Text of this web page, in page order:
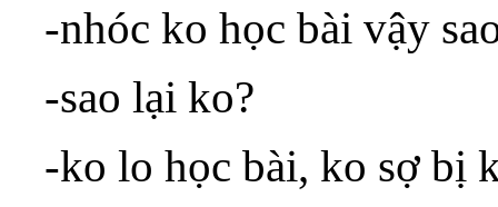
-nhóc ko học bài vậy
-sao lại ko?
-ko lo học bài, ko sợ bị